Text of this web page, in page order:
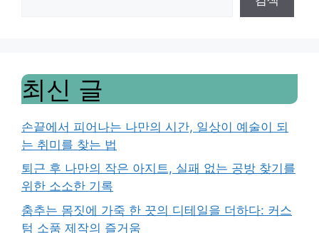
최신 글
손끝에서 피어나는 나만의 시간, 일상이 예술이 되
는 취미를 찾는 법
퇴근 후 나만의 작은 아지트, 실패 없는 공방 찾기를
위한 소소한 기록
춤추는 몸짓에 가죽 한 끗의 디테일을 더하다: 커스
텀 소품 제작의 즐거움